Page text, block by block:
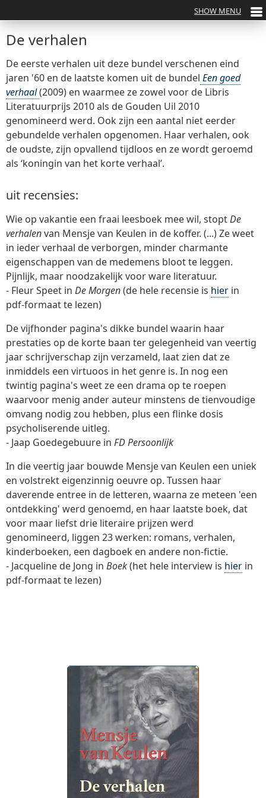
De verhalen
De eerste verhalen uit deze bundel verschenen eind
jaren '60 en de laatste komen uit de bundel Een goed
verhaal(2009) en waarmee ze zowel voor de Libris
Literatuurprijs 2010 als de Gouden Uil 2010
genomineerd werd. Ook zijn een aantal niet eerder
gebundelde verhalen opgenomen. Haar verhalen, ook
de oudste, zijn opvallend tijdloos en ze wordt geroemd
als ‘koningin van het korte verhaal’.
uit recensies:
Wie op vakantie een fraai leesboek mee wil, stoptDe
verhalenvan Mensje van Keulen in de koffer. (...) Ze weet
in ieder verhaal de verborgen, minder charmante
eigenschappen van de medemens bloot te leggen.
Pijnlijk, maar noodzakelijk voor ware literatuur.
- Fleur Speet in De Morgen(de hele recensie is hier in
pdf-formaat te lezen)
De vijfhonder pagina's dikke bundel waarin haar
prestaties op de korte baan ter gelegenheid van veertig
jaar schrijverschap zijn verzameld, laat zien dat ze
inmiddels een virtuoos in het genre is. In nog een
twintig pagina's weet ze een drama op te roepen
waarvoor menig ander auteur minstens de tienvoudige
omvang nodig zou hebben, plus een flinke dosis
psycholiserende uitleg.
- Jaap Goedegebuure in FD Persoonlijk
In die veertig jaar bouwde Mensje van Keulen een uniek
en volstrekt eigenzinnig oeuvre op. Tussen haar
daverende entree in de letteren, waarna ze meteen 'een
ontdekking' werd genoemd, en haar laatste boek, dat
voor maar liefst drie literaire prijzen werd
genomineerd, liggen 23 werken: romans, verhalen,
kinderboeken, een dagboek en andere non-fictie.
- Jacqueline de Jong in Boek(het hele interview is hier in
pdf-formaat te lezen)